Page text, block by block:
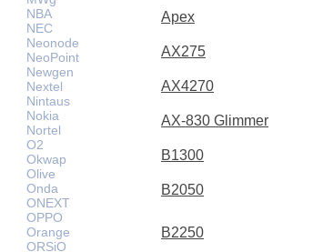
NBA
NEC
Neonode
NeoPoint
Newgen
Nextel
Nintaus
Nokia
Nortel
O2
Okwap
Olive
Onda
ONEXT
OPPO
Orange
ORSiO
Apex
AX275
AX4270
AX-830 Glimmer
B1300
B2050
B2250